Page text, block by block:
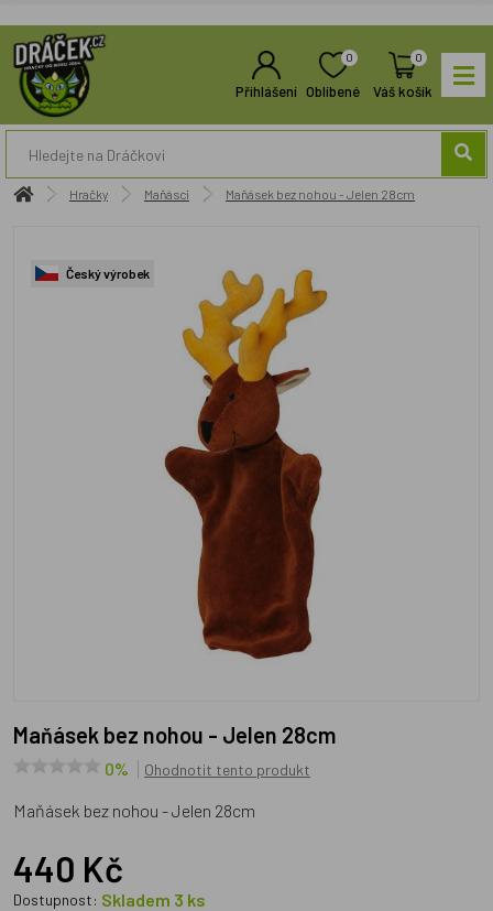
Přihlášení
0
Oblíbené
0
Váš košík
Hračky Maňásci Maňásek bez nohou - Jelen 28cm
Český výrobek
Maňásek bez nohou - Jelen 28cm
0% Ohodnotit tento produkt
Maňásek bez nohou - Jelen 28cm
440 Kč
Dostupnost: Skladem 3 ks